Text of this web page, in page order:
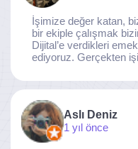
İşimize değer katan,
bir ekiple çalışmak
Dijital’e verdikleri
ediyoruz. Gerçekten
Aslı Deniz
1 yıl önce